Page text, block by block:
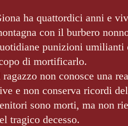
ha quattordici anni e
con il burbero
punizioni umilianti
di mortificarlo.
non conosce una
e non conserva ricordi
sono morti, ma non
tragico decesso.